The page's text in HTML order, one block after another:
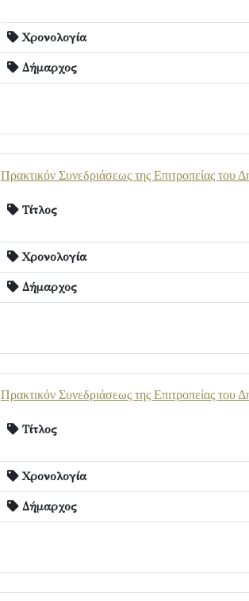
Χρονολογία
Δήμαρχος
Πρακτικόν Συνεδριάσεως της Επιτροπείας του
Τίτλος
Χρονολογία
Δήμαρχος
Πρακτικόν Συνεδριάσεως της Επιτροπείας του
Τίτλος
Χρονολογία
Δήμαρχος